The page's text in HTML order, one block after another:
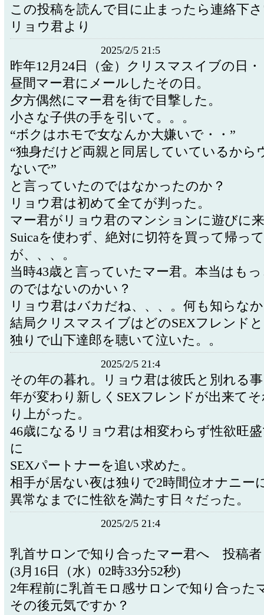
この投稿を読んで目に止まったら連絡下
リョウ君より
2025/2/5 21:5
昨年12月24日（金）クリスマスイブの日
昼間マー君にメールしたその日。
夕方偶然にマー君を街で目撃した。
小さな子供の手を引いて。。。
“ボクはホモで女なんか大嫌いで・・”
“独身だけど両親と同居していているから
ないで”
と言っていたのではなかったのか？
リョウ君は初めて全てが判った。
マー君がリョウ君のマンションに遊びに
Suicaを使わず、絶対に切符を買って帰っ
が、、、。
当時43歳と言っていたマー君。本当はも
のではないのかい？
リョウ君はバカだね、、、。何も知らな
結局クリスマスイブはどのSEXフレンド
独りで山下達郎を聴いて泣いた。。
2025/2/5 21:4
その年の暮れ。リョウ君は彼氏と別れる
年が変わり新しくSEXフレンドが出来て
り上がった。
46歳になるリョウ君は相変わらず性欲旺
に
SEXパートナーを追い求めた。
相手が居ない夜は独りで2時間位オナニー
異常なまでに性欲を満たす日々だった。
2025/2/5 21:4
乳首サロンで知り合ったマー君へ 投稿者
(3月16日（水）02時33分52秒)
2年程前に乳首モロ感サロンで知り合った
その後元気ですか？